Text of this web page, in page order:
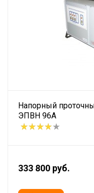
Напорный
ЭПВН 96А
333 800 руб.